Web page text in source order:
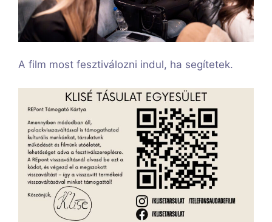
A film most fesztiválozni indul, ha segítetek.